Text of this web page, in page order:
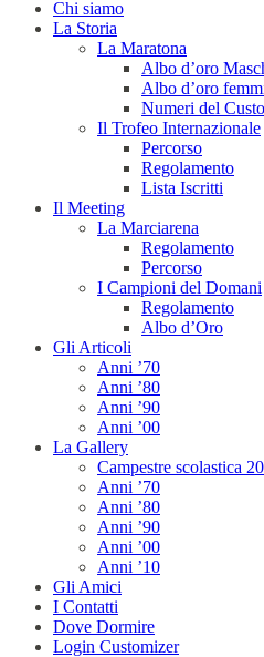
Chi siamo
La Storia
La Maratona
Albo d’oro
Albo d’oro
Numeri del
Il Trofeo Internazionale
Percorso
Regolamento
Lista Iscritti
Il Meeting
La Marciarena
Regolamento
Percorso
I Campioni del Domani
Regolamento
Albo d’Oro
Gli Articoli
Anni ’70
Anni ’80
Anni ’90
Anni ’00
La Gallery
Campestre scolastica
Anni ’70
Anni ’80
Anni ’90
Anni ’00
Anni ’10
Gli Amici
I Contatti
Dove Dormire
Login Customizer